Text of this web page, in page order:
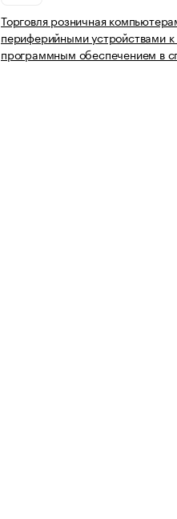
Торговля розничная
периферийными устройствами
программным обеспечением в